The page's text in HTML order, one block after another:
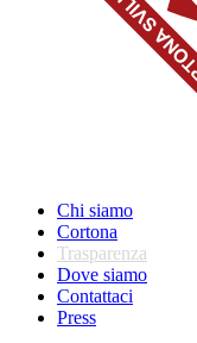
Chi siamo
Cortona
Trasparenza
Dove siamo
Contattaci
Press